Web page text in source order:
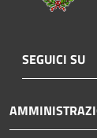
SEGUICI SU